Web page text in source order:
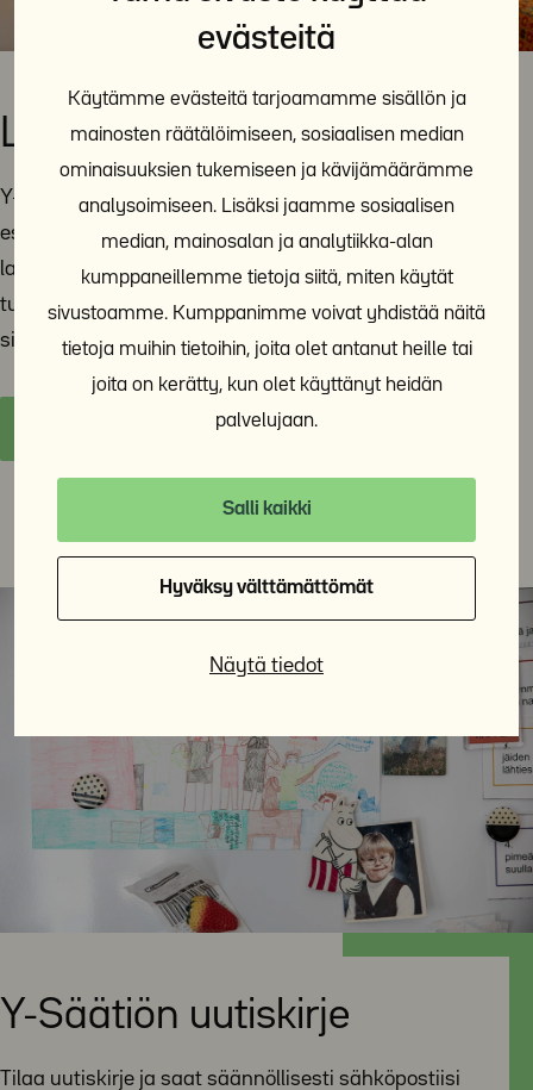
evästeitä
Käytämme evästeitä tarjoamamme sisällön ja
mainosten räätälöimiseen, sosiaalisen median
ominaisuuksien tukemiseen ja kävijämäärämme
analysoimiseen. Lisäksi jaamme sosiaalisen
median, mainosalan ja analytiikka-alan
kumppaneillemme tietoja siitä, miten käytät
sivustoamme. Kumppanimme voivat yhdistää näitä
tietoja muihin tietoihin, joita olet antanut heille tai
joita on kerätty, kun olet käyttänyt heidän
palvelujaan.
Salli kaikki
Hyväksy välttämättömät
Näytä tiedot
Lausunnot ja vaikuttaminen
Y-Säätiö jakaa tietoa ja asiantuntemustaan päättäjille
esimerkiksi lausuntojen avulla. Tänne sivulle on koottu
lausuntoja ja muita yhteiskunnallista vaikuttamistyötä
tukevia materiaaleja. Y-Säätiö on poliittisesti
sitoutumaton ja voittoa tavoittelematon toimija.
Y-Säätiön lausunnot ja vaikuttaminen
Y-Säätiön uutiskirje
Tilaa uutiskirje ja saat säännöllisesti sähköpostiisi